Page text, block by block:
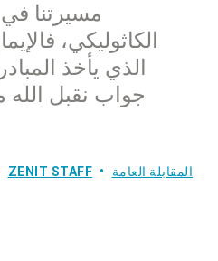
مسيرتنا
الكاثوليكي،
الذي يأخذ
جواب نقبل الله
ZENIT STAFF المقابلة العامة